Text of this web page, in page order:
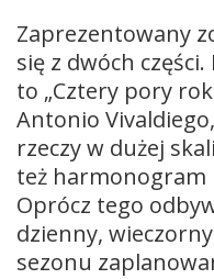
Zaprezentowany
się z dwóch
to „Cztery pory
Antonio
rzeczy w dużej
też harmonogram
Oprócz tego
dzienny,
sezonu